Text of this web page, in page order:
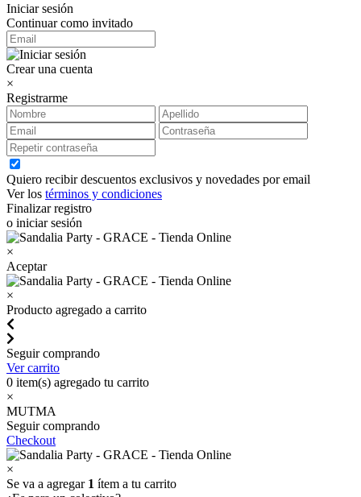
Iniciar sesión
Continuar como invitado
Crear una cuenta
×
Registrarme
Quiero recibir descuentos exclusivos y novedades por email
Ver los términos y condiciones
Finalizar registro
o iniciar sesión
×
Aceptar
×
Producto agregado a carrito
Seguir comprando
Ver carrito
0 item(s) agregado tu carrito
×
MUTMA
Seguir comprando
Checkout
×
Se va a agregar 1 ítem a tu carrito